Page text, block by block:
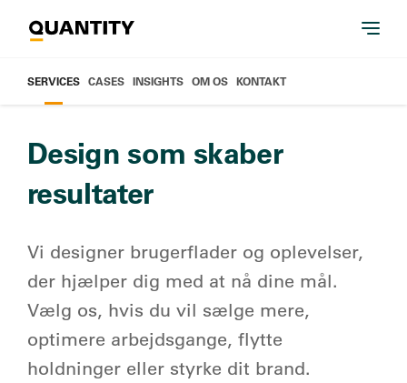
SERVICES CASES INSIGHTS OM OS KONTAKT
Design som skaber
resultater
Vi designer brugerflader og oplevelser,
der hjælper dig med at nå dine mål.
Vælg os, hvis du vil sælge mere,
optimere arbejdsgange, flytte
holdninger eller styrke dit brand.